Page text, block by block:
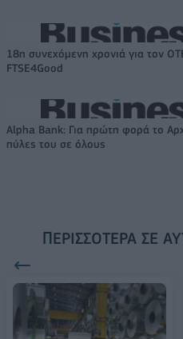
18η συνεχόμενη χρονιά για τον
FTSE4Good
Alpha Bank: Για πρώτη φορά το
πύλες του σε όλους
ΠΕΡΙΣΣΌΤΕΡΑ ΣΕ